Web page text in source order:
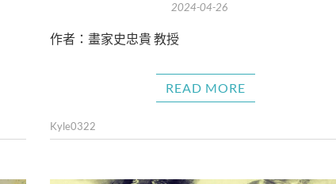
2024-04-26
作者：畫家史忠貴 教授
READ MORE
Kyle0322